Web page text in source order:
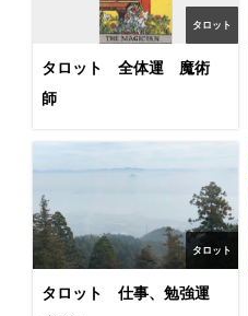
タロット
タロット 全体運 魔術
師
タロット
タロット 仕事、勉強運